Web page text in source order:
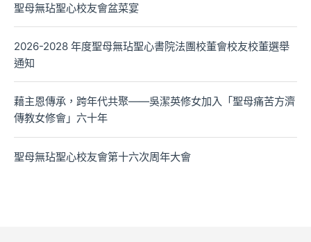
聖母無玷聖心校友會盆菜宴
2026-2028 年度聖母無玷聖心書院法團校董會校友校董選舉
通知
藉主恩傳承，跨年代共聚——吳潔英修女加入「聖母痛苦方濟
傳教女修會」六十年
聖母無玷聖心校友會第十六次周年大會